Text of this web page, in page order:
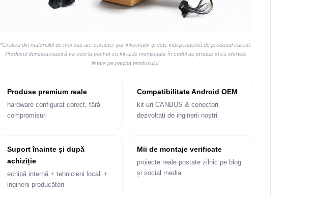
*Grafica din materialul de mai sus are caracter pur informativ și este independentă de produsul curent.
Produsul dumneavoastră va veni la pachet cu kit-urile menționate în codul de produs și cu ofertele
listate pe pagina produsului.
Produse premium reale
hardware configurat corect, fără
compromisuri
Compatibilitate Android OEM
kit-uri CANBUS & conectori
dezvoltați de inginerii noștri
Suport înainte și după
achiziție
echipă internă + tehnicieni locali +
inginerii producători
Mii de montaje verificate
proiecte reale postate zilnic pe blog
și social media